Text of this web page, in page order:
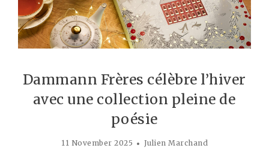
Dammann Frères célèbre l’hiver
avec une collection pleine de
poésie
11 November 2025 Julien Marchand